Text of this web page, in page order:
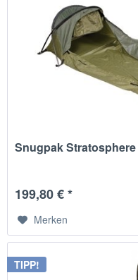
Snugpak Stratosphere
199,80 € *
Merken
TIPP!